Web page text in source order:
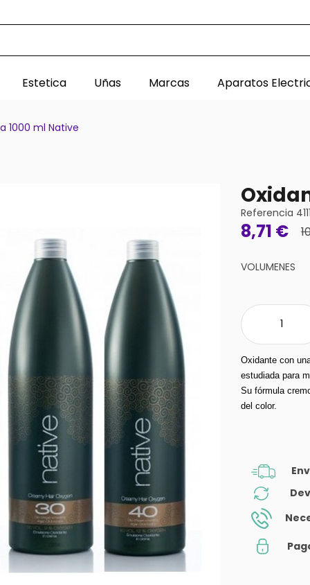
Estetica Uñas Marcas Aparatos
1000 ml Native
Referencia
8,71 €
VOLUMENES
Oxidante con
estudiada para
Su fórmula
del color.